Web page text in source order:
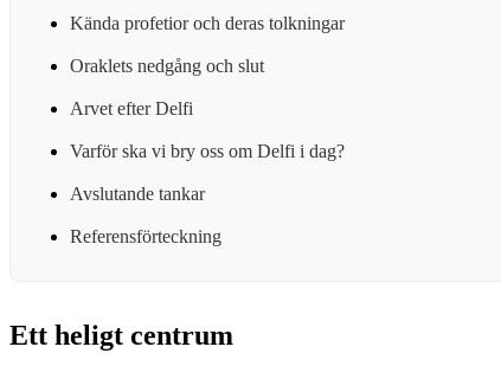
Kända profetior och deras tolkningar
Oraklets nedgång och slut
Arvet efter Delfi
Varför ska vi bry oss om Delfi i dag?
Avslutande tankar
Referensförteckning
Ett heligt centrum